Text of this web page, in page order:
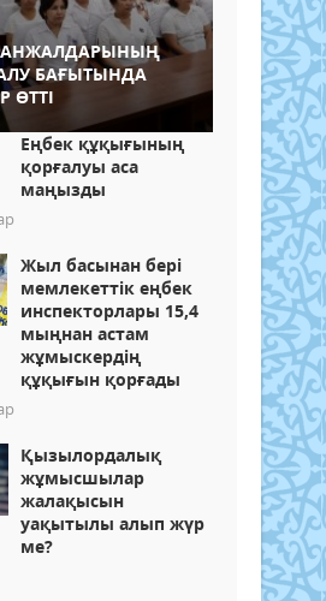
БАҒЫТЫНДА
ӨТТІ
Еңбек құқығының
қорғалуы аса
маңызды
Жыл басынан бері
мемлекеттік еңбек
инспекторлары 15,4
мыңнан астам
жұмыскердің
құқығын қорғады
Қызылордалық
жұмысшылар
жалақысын
уақытылы алып жүр
ме?